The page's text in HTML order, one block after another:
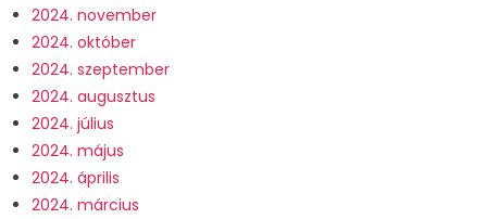
2024. november
2024. október
2024. szeptember
2024. augusztus
2024. július
2024. május
2024. április
2024. március